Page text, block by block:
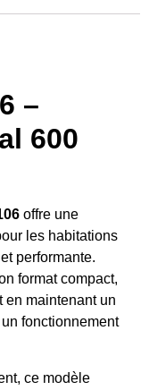
–
600
offre une
les habitations
performante.
format compact,
en maintenant un
fonctionnement
ce modèle